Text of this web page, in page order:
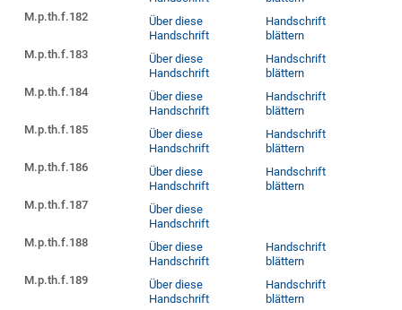
M.p.th.f.182
Über diese
Handschrift
Handschrift
blättern
M.p.th.f.183
Über diese
Handschrift
Handschrift
blättern
M.p.th.f.184
Über diese
Handschrift
Handschrift
blättern
M.p.th.f.185
Über diese
Handschrift
Handschrift
blättern
M.p.th.f.186
Über diese
Handschrift
Handschrift
blättern
M.p.th.f.187
Über diese
Handschrift
M.p.th.f.188
Über diese
Handschrift
Handschrift
blättern
M.p.th.f.189
Über diese
Handschrift
Handschrift
blättern